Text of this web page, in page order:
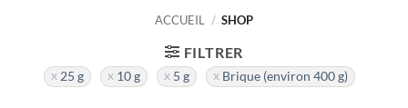
ACCUEIL / SHOP
FILTRER
25 g 10 g 5 g Brique (environ 400 g)